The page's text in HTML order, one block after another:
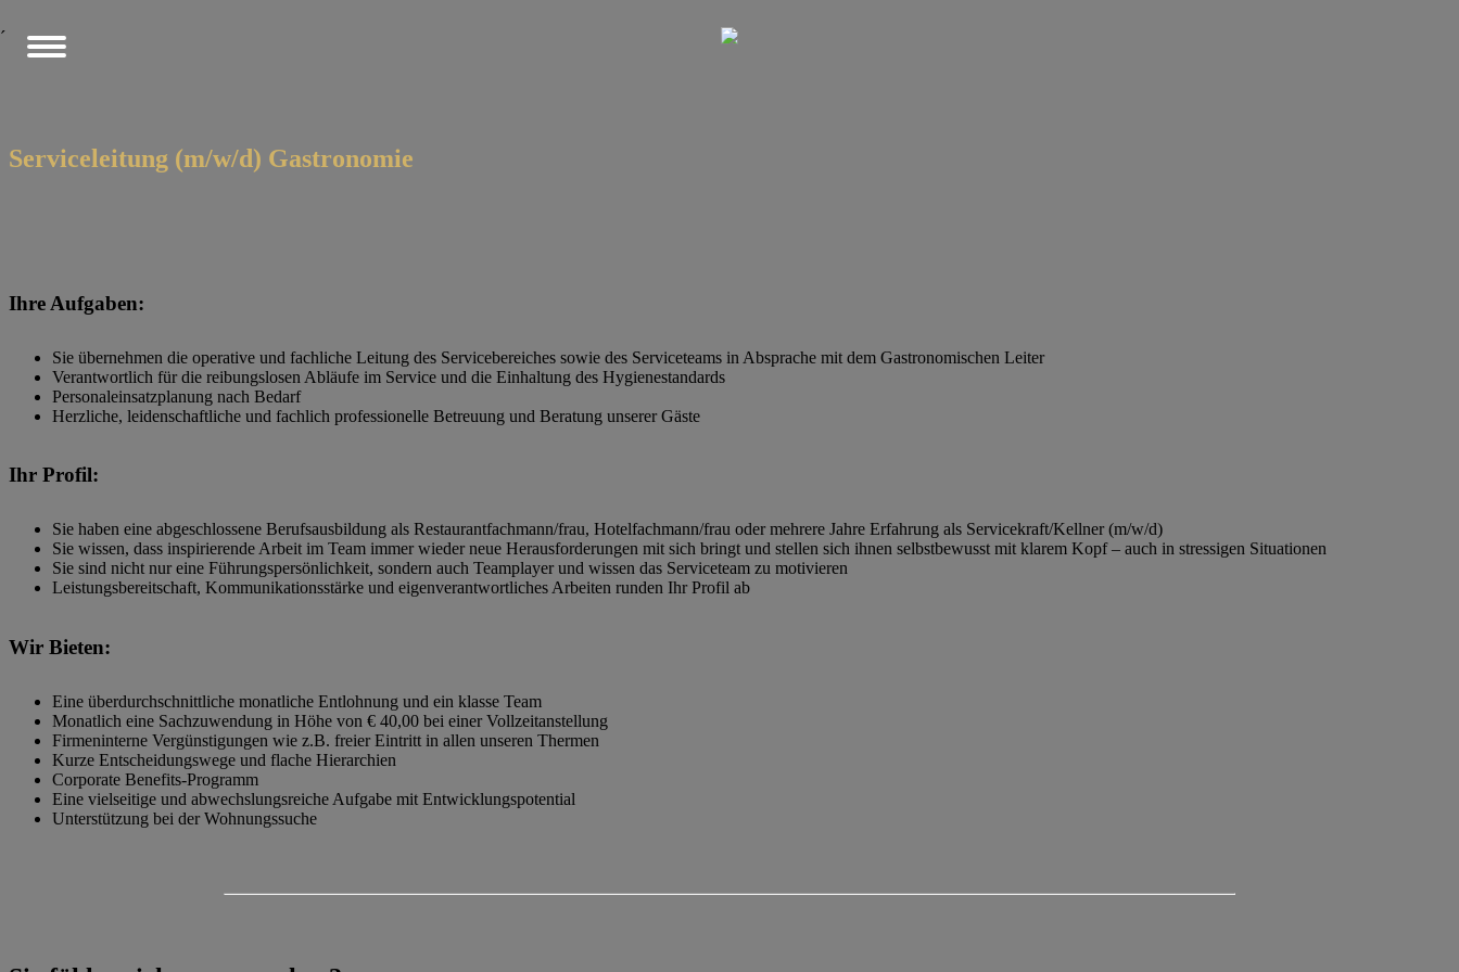
´
Serviceleitung (m/w/d) Gastronomie
Ihre Aufgaben:
Sie übernehmen die operative und fachliche Leitung des Servicebereiches sowie des Serviceteams in Absprache mit dem Gastronomischen Leiter
Verantwortlich für die reibungslosen Abläufe im Service und die Einhaltung des Hygienestandards
Personaleinsatzplanung nach Bedarf
Herzliche, leidenschaftliche und fachlich professionelle Betreuung und Beratung unserer Gäste
Ihr Profil:
Sie haben eine abgeschlossene Berufsausbildung als Restaurantfachmann/frau, Hotelfachmann/frau oder mehrere Jahre Erfahrung als Servicekraft/Kellner (m/w/d)
Sie wissen, dass inspirierende Arbeit im Team immer wieder neue Herausforderungen mit sich bringt und stellen sich ihnen selbstbewusst mit klarem Kopf – auch in stressigen Situationen
Sie sind nicht nur eine Führungspersönlichkeit, sondern auch Teamplayer und wissen das Serviceteam zu motivieren
Leistungsbereitschaft, Kommunikationsstärke und eigenverantwortliches Arbeiten runden Ihr Profil ab
Wir Bieten:
Eine überdurchschnittliche monatliche Entlohnung und ein klasse Team
Monatlich eine Sachzuwendung in Höhe von € 40,00 bei einer Vollzeitanstellung
Firmeninterne Vergünstigungen wie z.B. freier Eintritt in allen unseren Thermen
Kurze Entscheidungswege und flache Hierarchien
Corporate Benefits-Programm
Eine vielseitige und abwechslungsreiche Aufgabe mit Entwicklungspotential
Unterstützung bei der Wohnungssuche